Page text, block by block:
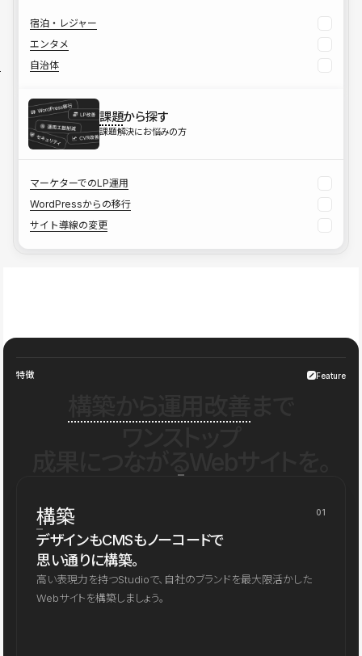
宿泊・レジャー
エンタメ
自治体
課題から探す
課題解決にお悩みの方
マーケターでのLP運用
WordPressからの移行
サイト導線の変更
特徴 Feature
構築 01
デザインもCMSもノーコードで
思い通りに構築。
高い表現力を持つStudioで、自社のブランドを最大限活かした
Webサイトを構築しましょう。